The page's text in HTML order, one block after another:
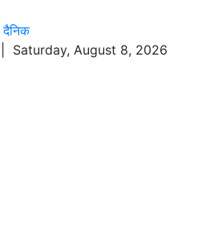
| Saturday, August 8, 2026